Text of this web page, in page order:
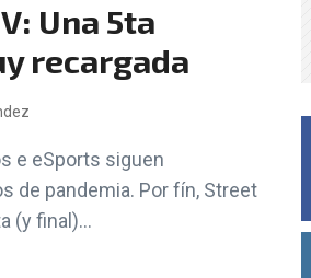
Una 5ta
recargada
e eSports siguen
de pandemia. Por fín, Street
(y final)...